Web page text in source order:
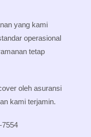
yang kami
operasional
tetap
oleh asuransi
kami terjamin.